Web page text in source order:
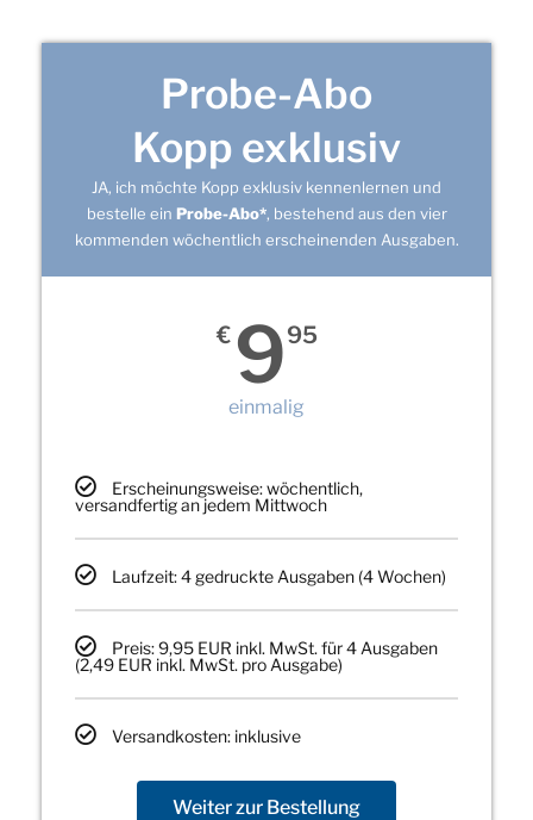
Probe-Abo
Kopp exklusiv
JA, ich möchte Kopp exklusiv kennenlernen und
bestelle ein Probe-Abo*, bestehend aus den vier
kommenden wöchentlich erscheinenden Ausgaben.
€ 995
einmalig
Erscheinungsweise: wöchentlich,
versandfertig an jedem Mittwoch
Laufzeit: 4 gedruckte Ausgaben (4 Wochen)
Preis: 9,95 EUR inkl. MwSt. für 4 Ausgaben
(2,49 EUR inkl. MwSt. pro Ausgabe)
Versandkosten: inklusive
Weiter zur Bestellung